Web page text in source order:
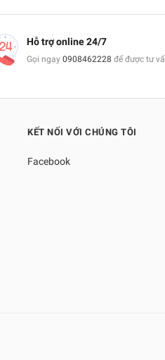
Hỗ trợ online 24/7
Gọi ngay 0908462228 để được tư
KẾT NỐI VỚI CHÚNG TÔI
Facebook